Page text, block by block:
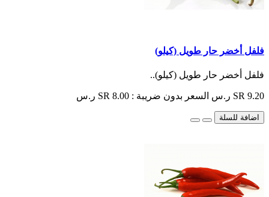
فلفل أخضر حار طويل (كيلو)
فلفل أخضر حار طويل (كيلو)..
SR 9.20 ر.س السعر بدون ضريبة : SR 8.00 ر.س
اضافة للسلة